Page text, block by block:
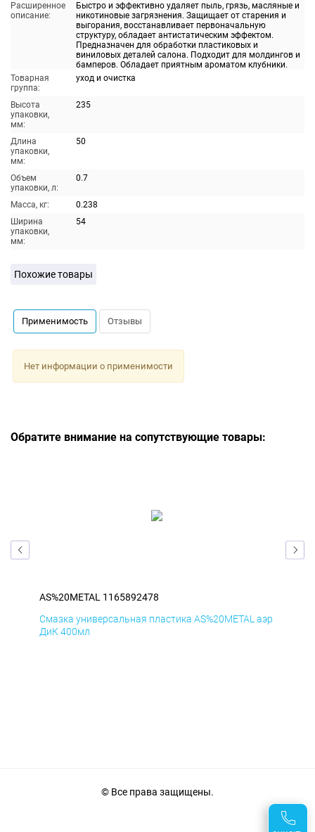
Расширенное
описание:
Быстро и эффективно удаляет пыль, грязь, масляные и
никотиновые загрязнения. Защищает от старения и
выгорания, восстанавливает первоначальную
структуру, обладает антистатическим эффектом.
Предназначен для обработки пластиковых и
виниловых деталей салона. Подходит для молдингов и
бамперов. Обладает приятным ароматом клубники.
Товарная
группа:
уход и очистка
Высота
упаковки,
мм:
235
Длина
упаковки,
мм:
50
Объем
упаковки, л:
0.7
Масса, кг:
0.238
Ширина
упаковки,
мм:
54
Похожие товары
Применимость Отзывы
Нет информации о применимости
Обратите внимание на сопутствующие товары:
AS%20METAL 1165892478
Смазка универсальная пластика AS%20METAL аэр
ДиК 400мл
© Все права защищены.